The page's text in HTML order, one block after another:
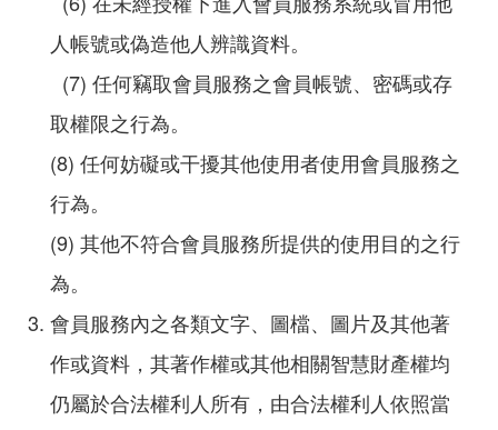
人帳號或偽造他人辨識資料。
(7) 任何竊取會員服務之會員帳號、密碼或存
取權限之行為。
(8) 任何妨礙或干擾其他使用者使用會員服務之
行為。
(9) 其他不符合會員服務所提供的使用目的之行
為。
會員服務內之各類文字、圖檔、圖片及其他著
作或資料，其著作權或其他相關智慧財產權均
仍屬於合法權利人所有，由合法權利人依照當